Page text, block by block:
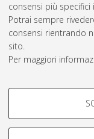
consensi più
Potrai sempre
consensi rientrando
sito.
Per maggiori
COOKIE DI
Si tratta di cookie
Rss 2.0
ISSN: 2038-7946
Impostazioni
Informativa sulla
Condizioni d’uso